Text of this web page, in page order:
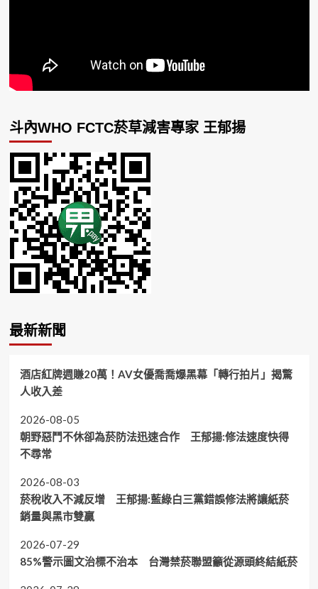
斗內WHO FCTC菸草減害專家 王郁揚
最新新聞
酒店紅牌週賺20萬！AV女優喬喬爆黑幕「轉行拍片」揭驚
人收入差
2026-08-05
朝野惡鬥不休卻為菸防法迅速合作 王郁揚:修法速度快得
不尋常
2026-08-03
菸稅收入不減反增 王郁揚:藍綠白三黨錯誤修法將讓紙菸
銷量與黑市雙贏
2026-07-29
85%警示圖文治標不治本 台灣禁菸聯盟籲從源頭終結紙菸